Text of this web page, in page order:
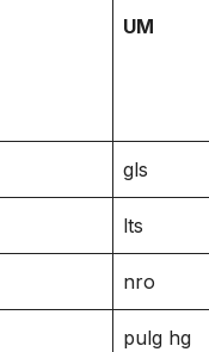
UM
gls
lts
nro
pulg hg